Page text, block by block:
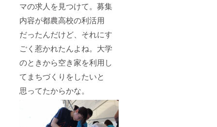
マの求人を見つけて。募集
内容が都農高校の利活用
だったんだけど、それにす
ごく惹かれたんよね。大学
のときから空き家を利用し
てまちづくりをしたいと
思ってたからかな。